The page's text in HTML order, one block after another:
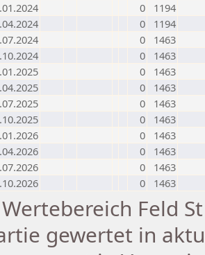
0
1194
0
1194
0
1463
0
1463
0
1463
0
1463
0
1463
0
1463
0
1463
0
1463
0
1463
0 1463
Wertebereich Feld
gewertet in